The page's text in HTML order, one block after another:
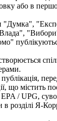
або в
"Думка",
що містить
/ UPG,
в розділі Я-